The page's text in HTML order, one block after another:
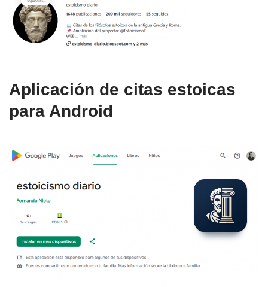
Aplicación de citas estoicas
para Android